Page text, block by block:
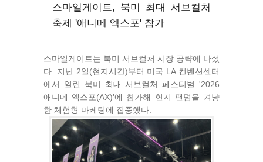
스마일게이트, 북미 최대 서브컬처
축제 '애니메 엑스포' 참가
스마일게이트는 북미 서브컬처 시장 공략에 나섰
다. 지난 2일(현지시간)부터 미국 LA 컨벤션센터
에서 열린 북미 최대 서브컬처 페스티벌 '2026
애니메 엑스포(AX)'에 참가해 현지 팬덤을 겨냥
한 체험형 마케팅에 집중했다.